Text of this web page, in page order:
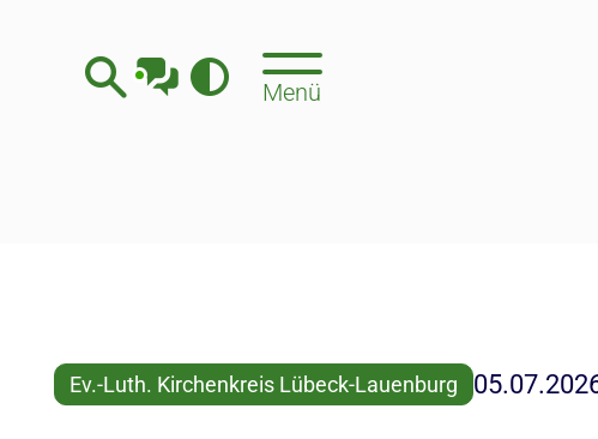
Menü
Ev.-Luth. Kirchenkreis Lübeck-Lauenburg